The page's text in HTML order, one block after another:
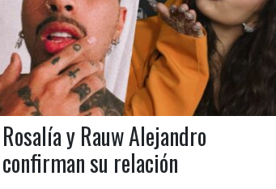
Rosalía y Rauw Alejandro
confirman su relación